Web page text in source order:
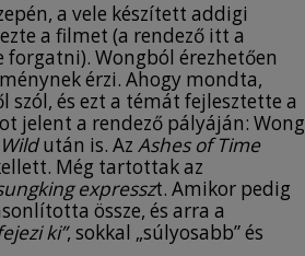
a vele készített addigi
a filmet (a rendező itt a
Wongból érezhetően
érzi. Ahogy mondta,
és ezt a témát fejlesztette a
jelent a rendező pályáján: Wong
után is. Az Ashes of Time
Még tartottak az
expresszt. Amikor pedig
össze, és arra a
ki”, sokkal „súlyosabb” és